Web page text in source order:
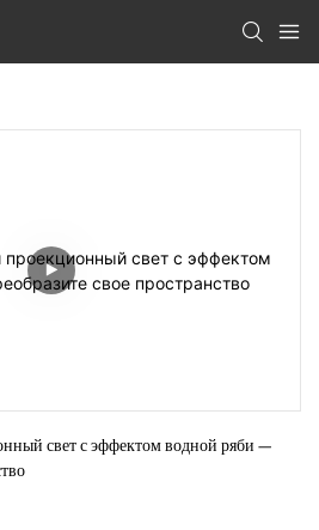
свет с эффектом водной ряби —